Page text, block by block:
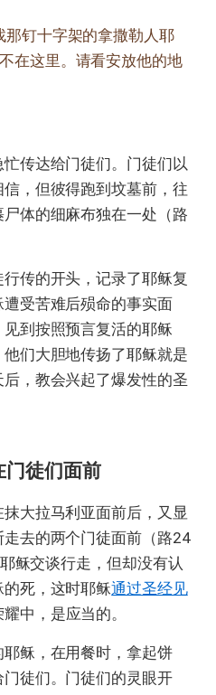
那钉十字架的拿撒勒人耶
在这里。请看安放他的地
传达给门徒们。门徒们以
，但彼得跑到坟墓前，往
体的细麻布独在一处（路
传的开头，记录了耶稣复
受苦难后殒命的事实面
到按照预言复活的耶稣
们大胆地传扬了耶稣就是
，教会兴起了爆发性的圣
门徒们面前
大拉马利亚面前后，又显
去的两个门徒面前（路24
稣交谈行走，但却没有认
死，这时耶稣通过圣经见
中，是应当的。
稣，在用餐时，拿起饼
徒们。门徒们的灵眼开